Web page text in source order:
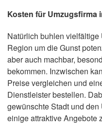
Kosten für Umzugsfirma
Natürlich buhlen
Region um die Gunst
aber auch machbar,
bekommen. Inzwischen
Preise vergleichen und
Dienstleister bestellen.
gewünschte Stadt und
einige attraktive Angebote